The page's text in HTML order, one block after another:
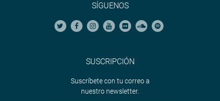
SÍGUENOS
SUSCRIPCIÓN
Suscríbete con tu correo a
nuestro newsletter.